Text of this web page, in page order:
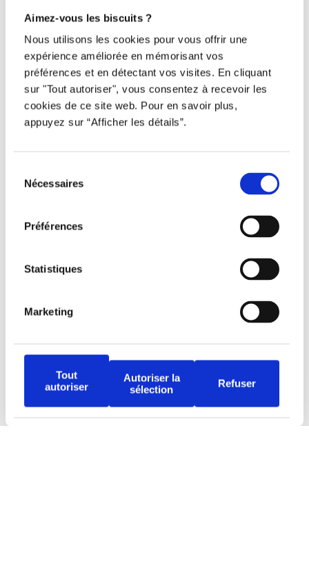
Aimez-vous les biscuits ?
Nous utilisons les cookies pour vous offrir une
expérience améliorée en mémorisant vos
préférences et en détectant vos visites. En cliquant
sur "Tout autoriser", vous consentez à recevoir les
cookies de ce site web. Pour en savoir plus,
appuyez sur “Afficher les détails”.
Nécessaires
Préférences
Statistiques
Marketing
Tout
autoriser
Autoriser la
sélection
Refuser
Recrutement de travailleur étranger : comment
survivre aux délais d’attente
Recent Comments
No comments to show.
Connecter travailleurs et
Téléphone
Email
info@djob.co